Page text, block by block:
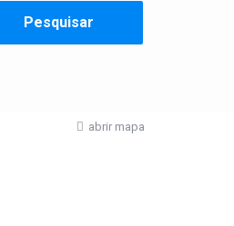
abrir mapa